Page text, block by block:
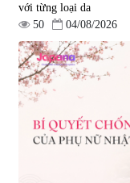
với từng loại da
50
04/08/2026